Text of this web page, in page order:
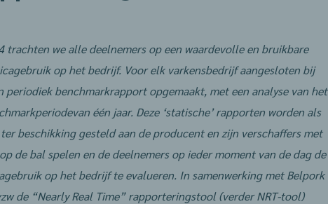
trachten we alle deelnemers op een waardevolle en bruikbare
op het bedrijf. Voor elk varkensbedrijf aangesloten bij
periodiek benchmarkrapport opgemaakt, met een analyse van het
van één jaar. Deze ‘statische’ rapporten worden als
beschikking gesteld aan de producent en zijn verschaffers met
de bal spelen en de deelnemers op ieder moment van de dag de
op het bedrijf te evalueren. In samenwerking met Belpork
de “Nearly Real Time” rapporteringstool (verder NRT-tool)